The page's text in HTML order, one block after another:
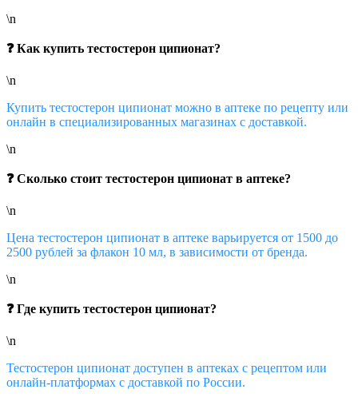
\n
❓ Как купить тестостерон ципионат?
\n
Купить тестостерон ципионат можно в аптеке по рецепту или
онлайн в специализированных магазинах с доставкой.
\n
❓ Сколько стоит тестостерон ципионат в аптеке?
\n
Цена тестостерон ципионат в аптеке варьируется от 1500 до
2500 рублей за флакон 10 мл, в зависимости от бренда.
\n
❓ Где купить тестостерон ципионат?
\n
Тестостерон ципионат доступен в аптеках с рецептом или
онлайн-платформах с доставкой по России.